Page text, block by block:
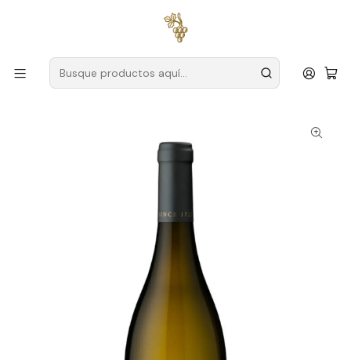
para pedidos superiores a
Productores Tajo
Granja Alorna
Quinta da Alorna Arinto Tejo Branco 75cl